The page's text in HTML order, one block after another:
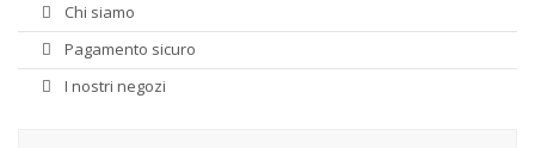
Chi siamo
Pagamento sicuro
I nostri negozi